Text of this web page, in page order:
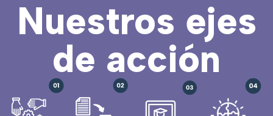
Nuestros ejes
de acción